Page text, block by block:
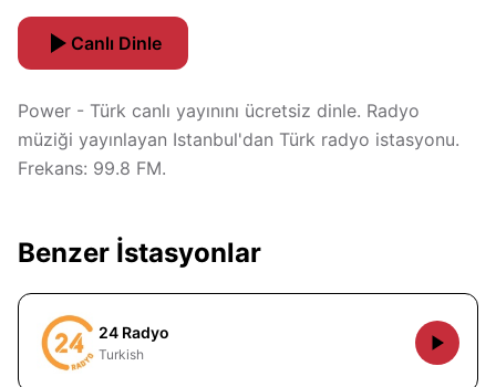
Canlı Dinle
Power - Türk canlı yayınını ücretsiz dinle. Radyo
müziği yayınlayan Istanbul'dan Türk radyo istasyonu.
Frekans: 99.8 FM.
Benzer İstasyonlar
24 Radyo
Turkish